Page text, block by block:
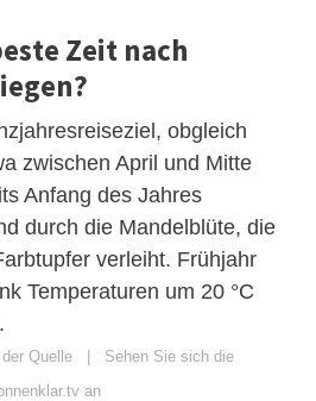
Zeit nach
obgleich
zwischen April und Mitte
Anfang des Jahres
durch die Mandelblüte, die
verleiht. Frühjahr
Temperaturen um 20 °C
Quelle | Sehen Sie sich die
an